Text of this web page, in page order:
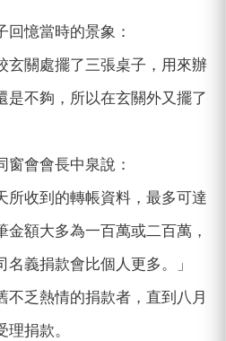
憶當時的景象：
玄關處擺了三張桌子，用來辦
是不夠，所以在玄關外又擺了
會會長中泉說：
所收到的轉帳資料，最多可達
額大多為一百萬或二百萬，
義捐款會比個人更多。」
不乏熱情的捐款者，直到八月
捐款。